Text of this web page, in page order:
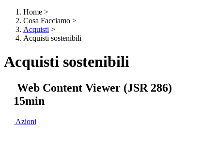
Home >
Cosa Facciamo >
Acquisti >
Acquisti sostenibili
Acquisti sostenibili
Web Content Viewer (JSR 286)
15min
Azioni